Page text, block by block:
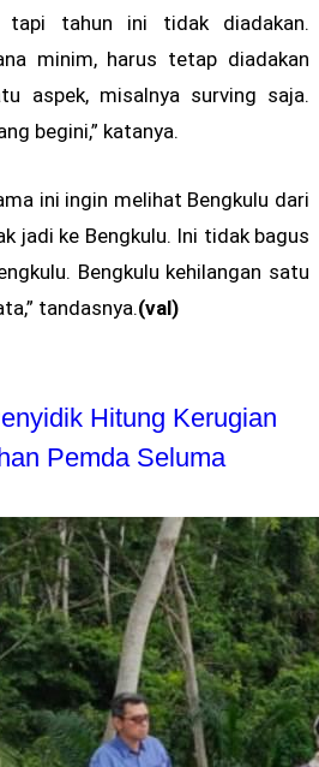
tapi tahun ini tidak diadakan.
minim, harus tetap diadakan
aspek, misalnya surving saja.
begini,” katanya.
ini ingin melihat Bengkulu dari
jadi ke Bengkulu. Ini tidak bagus
Bengkulu kehilangan satu
tandasnya.(val)
Hitung Kerugian
Pemda Seluma